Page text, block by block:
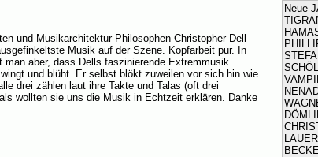
und Musikarchitektur-Philosophen Christopher Dell
Musik auf der Szene. Kopfarbeit pur. In
man aber, dass Dells faszinierende Extremmusik
und blüht. Er selbst blökt zuweilen vor sich hin wie
drei zählen laut ihre Takte und Talas (oft drei
wollten sie uns die Musik in Echtzeit erklären. Danke
Neue